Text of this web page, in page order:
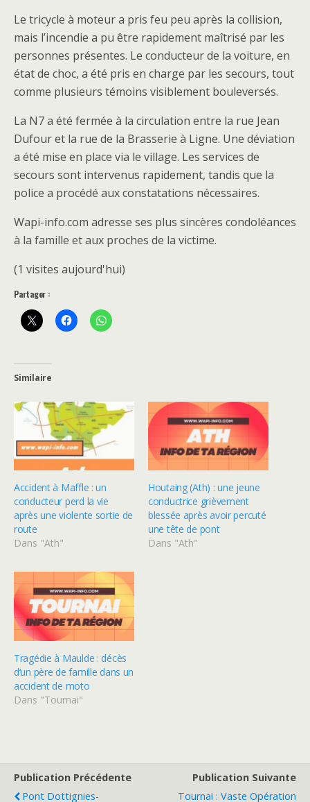
Le tricycle à moteur a pris feu peu après la collision,
mais l’incendie a pu être rapidement maîtrisé par les
personnes présentes. Le conducteur de la voiture, en
état de choc, a été pris en charge par les secours, tout
comme plusieurs témoins visiblement bouleversés.
La N7 a été fermée à la circulation entre la rue Jean
Dufour et la rue de la Brasserie à Ligne. Une déviation
a été mise en place via le village. Les services de
secours sont intervenus rapidement, tandis que la
police a procédé aux constatations nécessaires.
Wapi-info.com adresse ses plus sincères condoléances
à la famille et aux proches de la victime.
(1 visites aujourd'hui)
Partager :
Similaire
Accident à Maffle : un
conducteur perd la vie
après une violente sortie de
route
Dans "Ath"
Houtaing (Ath) : une jeune
conductrice grièvement
blessée après avoir percuté
une tête de pont
Dans "Ath"
Tragédie à Maulde : décès
d’un père de famille dans un
accident de moto
Dans "Tournai"
Publication Précédente
Pont Dottignies-
Publication Suivante
Tournai : Vaste Opération